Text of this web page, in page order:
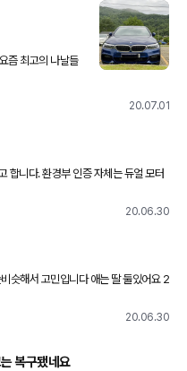
5)가 있지요.
20.07.01
합니다. 환경부 인증 자체는 듀얼 모터
인증을 받아 놓은 상태이고, 아우디
20.06.30
20.06.30
복구됐네요